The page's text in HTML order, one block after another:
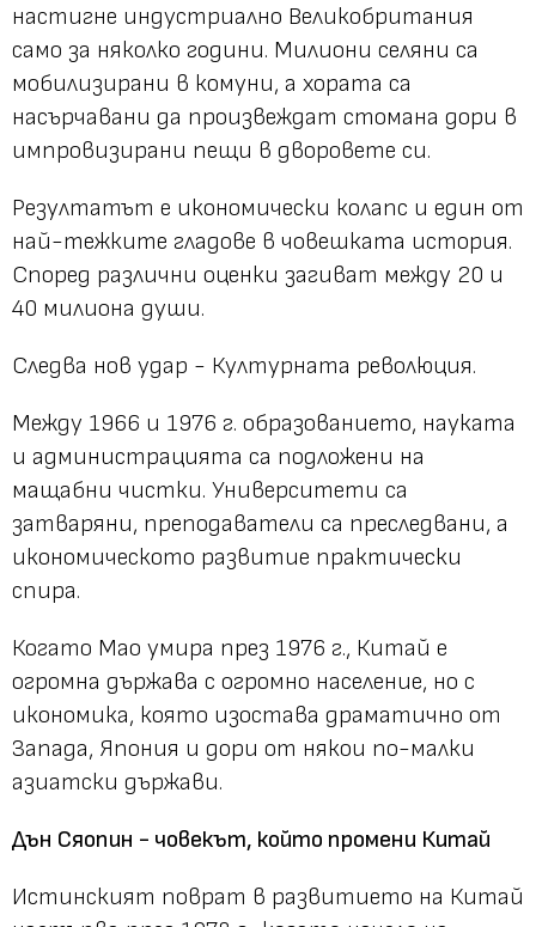
настигне индустриално Великобритания
само за няколко години. Милиони селяни са
мобилизирани в комуни, а хората са
насърчавани да произвеждат стомана дори в
импровизирани пещи в дворовете си.
Резултатът е икономически колапс и един от
най-тежките гладове в човешката история.
Според различни оценки загиват между 20 и
40 милиона души.
Следва нов удар - Културната революция.
Между 1966 и 1976 г. образованието, науката
и администрацията са подложени на
мащабни чистки. Университети са
затваряни, преподаватели са преследвани, а
икономическото развитие практически
спира.
Когато Мао умира през 1976 г., Китай е
огромна държава с огромно население, но с
икономика, която изостава драматично от
Запада, Япония и дори от някои по-малки
азиатски държави.
Дън Сяопин - човекът, който промени Китай
Истинският поврат в развитието на Китай